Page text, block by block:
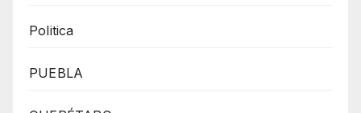
Politica
PUEBLA